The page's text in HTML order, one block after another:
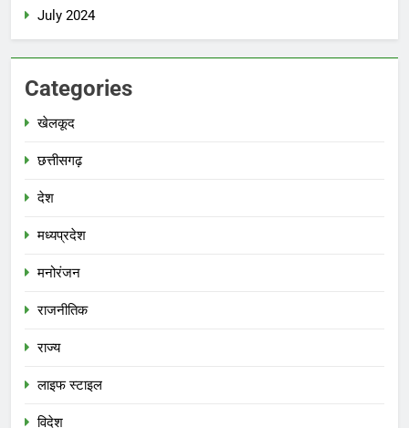
July 2024
Categories
खेलकूद
छत्तीसगढ़
देश
मध्‍यप्रदेश
मनोरंजन
राजनीतिक
राज्य
लाइफ स्टाइल
विदेश